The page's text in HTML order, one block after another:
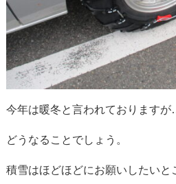
今年は暖冬と言われております
どうなることでしょう。
積雪はほどほどにお願いしたいと